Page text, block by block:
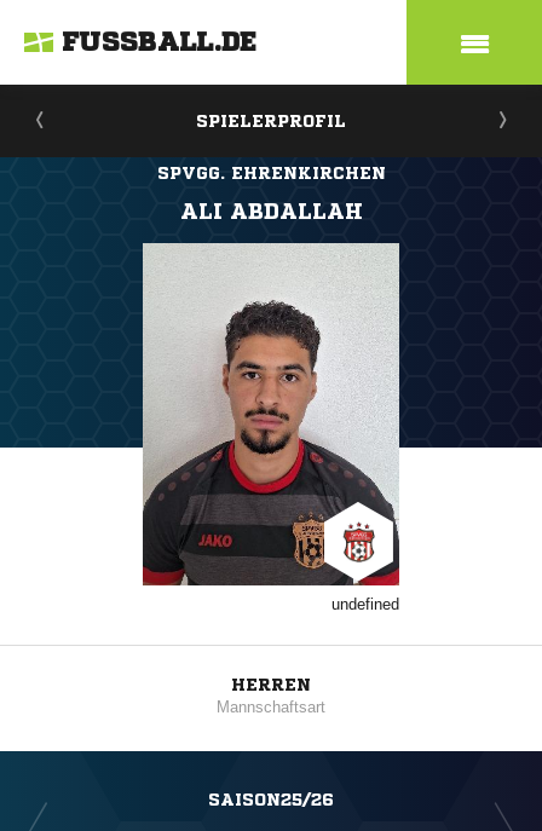
FUSSBALL.DE
SPIELERPROFIL
SPVGG. EHRENKIRCHEN
ALI ABDALLAH
undefined
HERREN
Mannschaftsart
SAISON25/26